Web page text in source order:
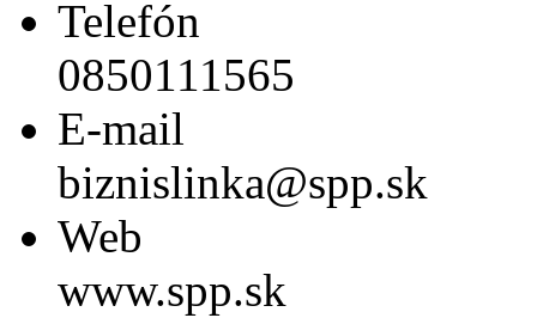
Telefón
0850111565
E-mail
biznislinka@spp.sk
Web
www.spp.sk